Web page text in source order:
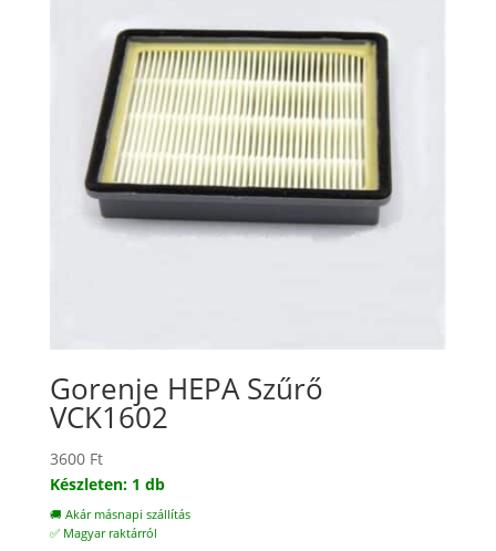
Gorenje HEPA Szűrő
VCK1602
3600 Ft
Készleten: 1 db
🚚 Akár másnapi szállítás
✅ Magyar raktárról